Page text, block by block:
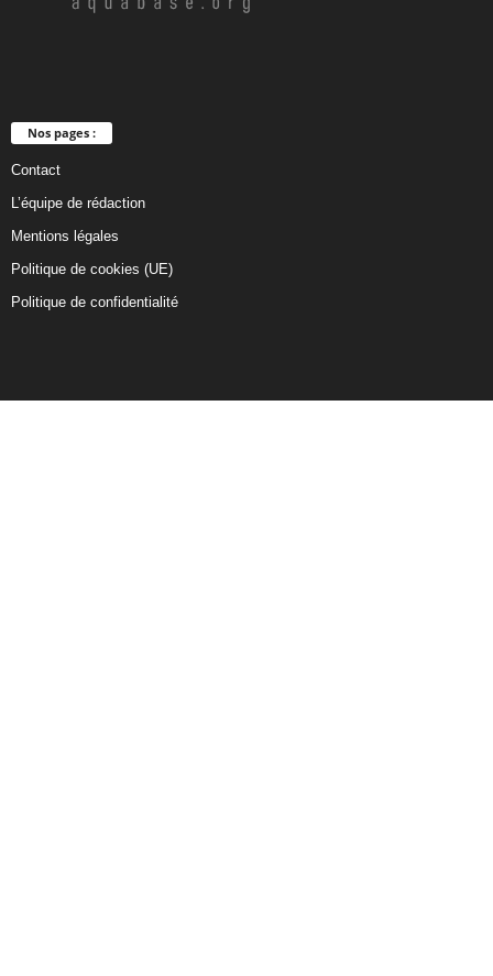
Nos pages :
Contact
L’équipe de rédaction
Mentions légales
Politique de cookies (UE)
Politique de confidentialité